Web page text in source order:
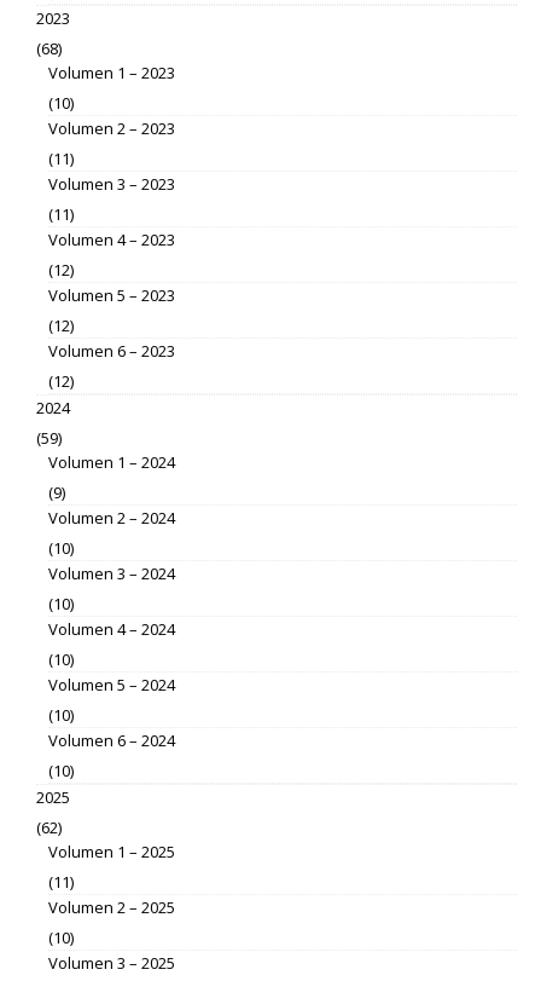
2023
(68)
Volumen 1 – 2023
(10)
Volumen 2 – 2023
(11)
Volumen 3 – 2023
(11)
Volumen 4 – 2023
(12)
Volumen 5 – 2023
(12)
Volumen 6 – 2023
(12)
2024
(59)
Volumen 1 – 2024
(9)
Volumen 2 – 2024
(10)
Volumen 3 – 2024
(10)
Volumen 4 – 2024
(10)
Volumen 5 – 2024
(10)
Volumen 6 – 2024
(10)
2025
(62)
Volumen 1 – 2025
(11)
Volumen 2 – 2025
(10)
Volumen 3 – 2025